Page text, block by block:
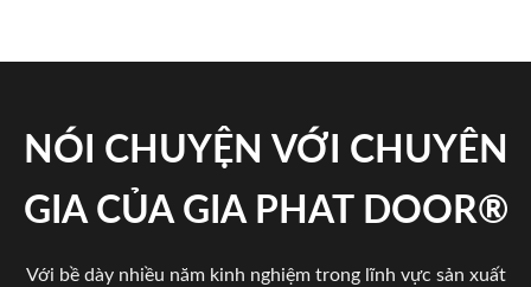
NÓI CHUYỆN VỚI CHUYÊN
GIA CỦA GIA PHAT DOOR®
Với bề dày nhiều năm kinh nghiệm trong lĩnh vực sản xuất